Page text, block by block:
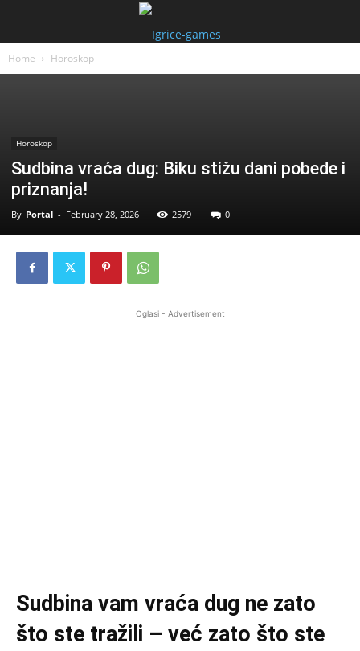
Home Horoskop
Horoskop
Sudbina vraća dug: Biku stižu dani pobede i
priznanja!
By Portal - February 28, 2026 2579 0
Oglasi - Advertisement
Sudbina vam vraća dug ne zato
što ste tražili – već zato što ste